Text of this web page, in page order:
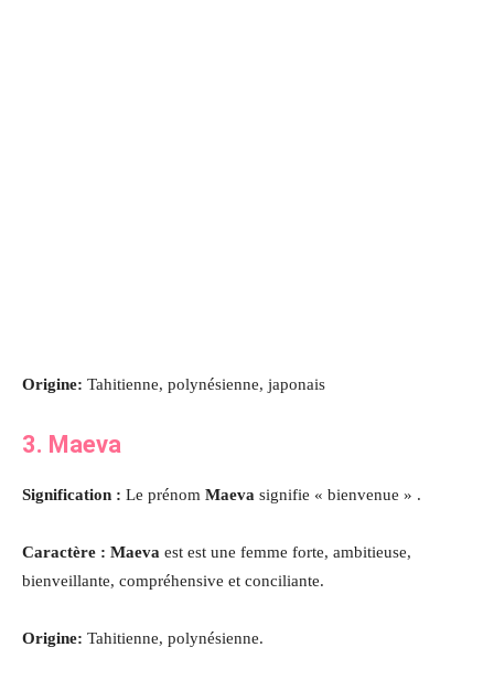
Origine: Tahitienne, polynésienne, japonais
3. Maeva
Signification : Le prénom Maeva signifie « bienvenue » .
Caractère : Maeva est est une femme forte, ambitieuse,
bienveillante, compréhensive et conciliante.
Origine: Tahitienne, polynésienne.